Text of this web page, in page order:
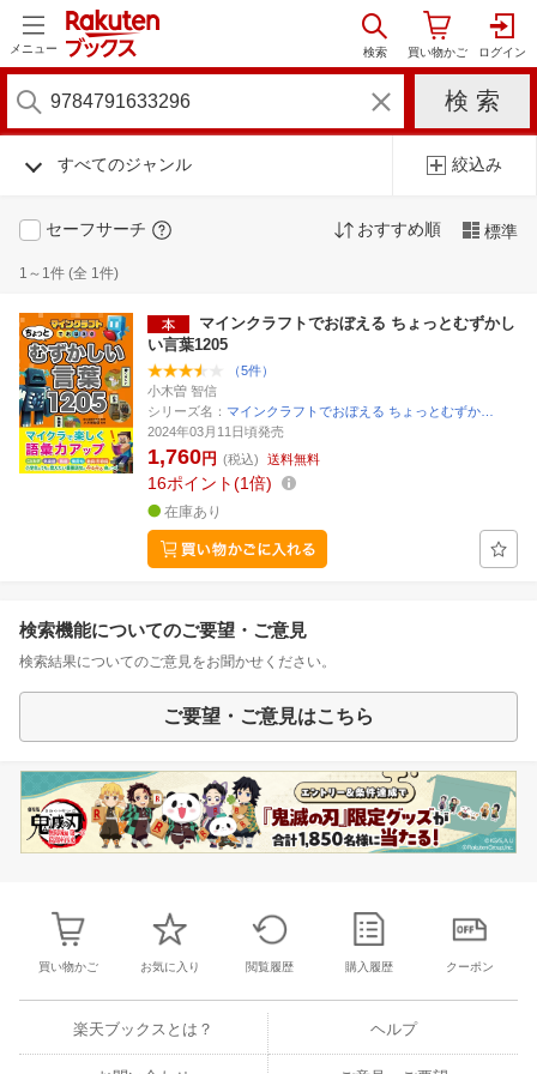
メニュー
すべてのジャンル 絞込み
セーフサーチ おすすめ順 標準
1～1件 (全 1件)
マインクラフトでおぼえる ちょっとむずかし
い言葉1205
（5件）
小木曽 智信
シリーズ名： マインクラフトでおぼえる ちょっとむずか…
2024年03月11日頃発売
1,760円 (税込) 送料無料
16ポイント 1倍
在庫あり
検索機能についてのご要望・ご意見
検索結果についてのご意見をお聞かせください。
ご要望・ご意見はこちら
買い物かご お気に入り 閲覧履歴 購入履歴 クーポン
楽天ブックスとは？ ヘルプ